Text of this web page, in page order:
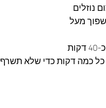
נוזלים
מעל
כמה דקות כדי שלא תשרף